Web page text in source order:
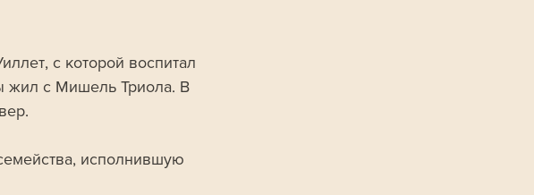
с которой воспитал
жил с Мишель Триола. В
исполнившую